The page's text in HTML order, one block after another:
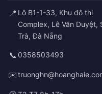
📍 Lô B1-1-33, Khu đô thị
Complex, Lê Văn Duyệt,
Trà, Đà Nẵng
📞 0358503493
✉️